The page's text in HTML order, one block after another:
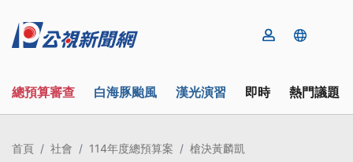
總預算審查 白海豚颱風 漢光演習 即時 熱門議題
首頁 社會 114年度總預算案 槍決黃麟凱